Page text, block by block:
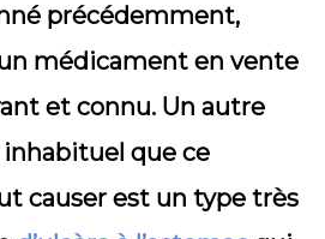
précédemment,
médicament en vente
et connu. Un autre
que ce
causer est un type très